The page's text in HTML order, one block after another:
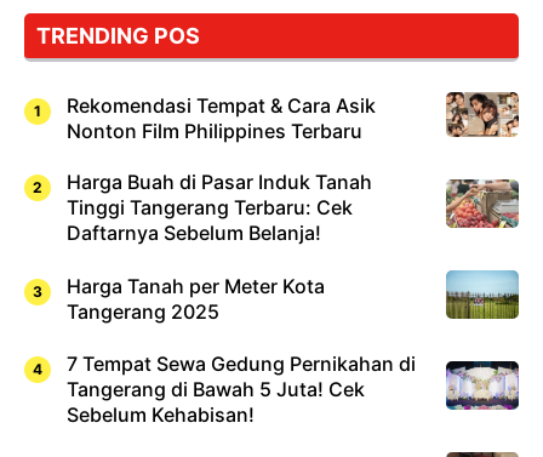
TRENDING POS
Rekomendasi Tempat & Cara Asik
Nonton Film Philippines Terbaru
Harga Buah di Pasar Induk Tanah
Tinggi Tangerang Terbaru: Cek
Daftarnya Sebelum Belanja!
Harga Tanah per Meter Kota
Tangerang 2025
7 Tempat Sewa Gedung Pernikahan di
Tangerang di Bawah 5 Juta! Cek
Sebelum Kehabisan!